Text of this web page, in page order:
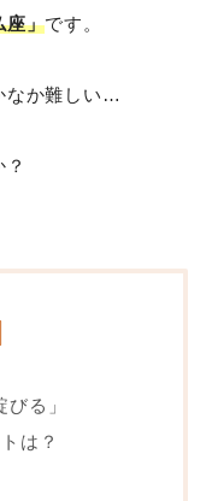
座」です。
なか難しい…
る」
は？